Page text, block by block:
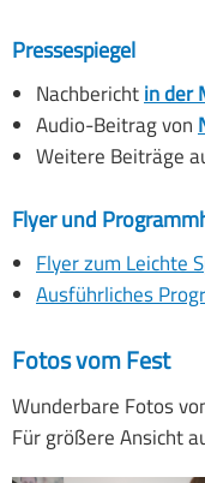
Pressespiegel
Nachberichtin der
Audio-Beitrag von
Weitere Beiträge
Flyer und
Flyer zum Leichte
Ausführliches
Fotos vom Fest
Wunderbare Fotos
Für größere Ansicht